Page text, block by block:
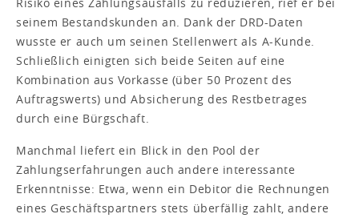
seinem Bestandskunden an. Dank der DRD-Daten
wusste er auch um seinen Stellenwert als A-Kunde.
Schließlich einigten sich beide Seiten auf eine
Kombination aus Vorkasse (über 50 Prozent des
Auftragswerts) und Absicherung des Restbetrages
durch eine Bürgschaft.
Manchmal liefert ein Blick in den Pool der
Zahlungserfahrungen auch andere interessante
Erkenntnisse: Etwa, wenn ein Debitor die Rechnungen
eines Geschäftspartners stets überfällig zahlt, andere